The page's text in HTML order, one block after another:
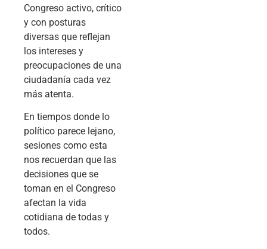
Congreso activo, crítico
y con posturas
diversas que reflejan
los intereses y
preocupaciones de una
ciudadanía cada vez
más atenta.
En tiempos donde lo
político parece lejano,
sesiones como esta
nos recuerdan que las
decisiones que se
toman en el Congreso
afectan la vida
cotidiana de todas y
todos.